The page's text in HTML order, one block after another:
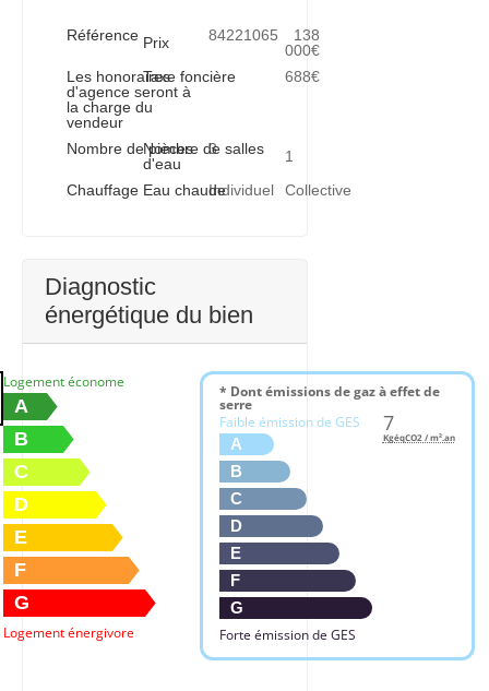
Référence 84221065
Prix
138
000€
Les honoraires
d'agence seront à
la charge du
vendeur
Taxe foncière 688€
Nombre de pièces 3
Nombre de salles
d'eau
1
Chauffage
Individuel
Eau chaude Collective
Diagnostic
énergétique du bien
Logement économe
A
B
C
D
E
F
G
Logement énergivore
* Dont émissions de gaz à effet de
serre
Faible émission de GES
A
B
C
D
E
F
G
Forte émission de GES
7
KgéqCO2 / m².an